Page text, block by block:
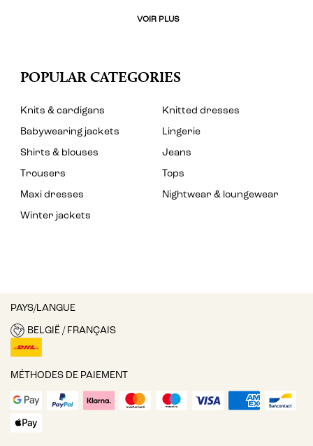
VOIR PLUS
POPULAR CATEGORIES
Knits & cardigans
Knitted dresses
Babywearing jackets
Lingerie
Shirts & blouses
Jeans
Trousers
Tops
Maxi dresses
Nightwear & loungewear
Winter jackets
PAYS/LANGUE
BELGIË / FRANÇAIS
MÉTHODES DE PAIEMENT